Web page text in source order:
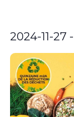
2024-11-27 -
la
date